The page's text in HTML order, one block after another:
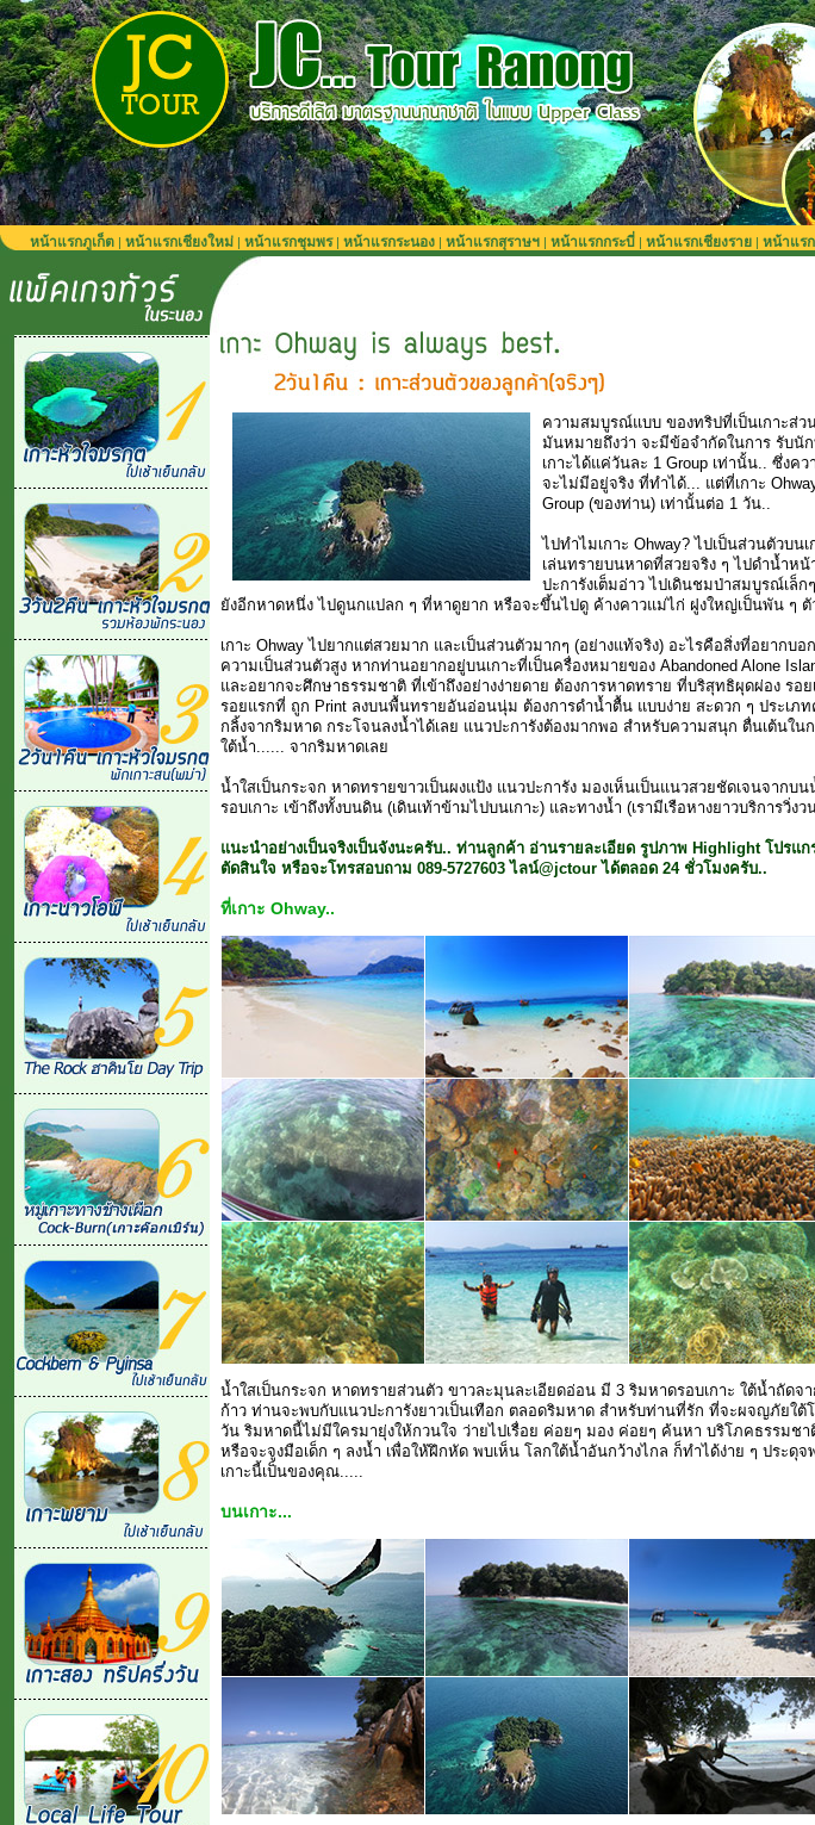
หน้าแรกภูเก็ต | หน้าแรกเชียงใหม่ | หน้าแรกชุมพร| หน้าแรกระนอง | หน้าแรกสุราษฯ | หน้าแรกกระบี่ | หน้าแรกเชียงราย | หน้าแร
ความสมบูรณ์แบบ ของทริปที่เป็นเกาะส่ว
มันหมายถึงว่า จะมีข้อจำกัดในการ รับนั
เกาะได้แค่วันละ 1 Group เท่านั้น.. ซึ่งคว
จะไม่มีอยู่จริง ที่ทำได้... แต่ที่เกาะ
Group (ของท่าน) เท่านั้นต่อ 1 วัน..
ไปทำไมเกาะ Ohway? ไปเป็นส่วนตัวบนเ
เล่นทรายบนหาดที่สวยจริง ๆ ไปดำน้ำห
ปะการังเต็มอ่าว ไปเดินชมป่าสมบูรณ์เล็ก
ยังอีกหาดหนึ่ง ไปดูนกแปลก ๆ ที่หาดูยาก หรือจะขึ้นไปดู ค้างคาวแม่ไก่ ฝูงใหญ่เป็นพัน ๆ ตั
เกาะ Ohway ไปยากแต่สวยมาก และเป็นส่วนตัวมากๆ (อย่างแท้จริง) อะไรคือสิ่งที่อยากบอ
ความเป็นส่วนตัวสูง หากท่านอยากอยู่บนเกาะที่เป็นครื่องหมายของ Abandoned Alone
และอยากจะศึกษาธรรมชาติ ที่เข้าถึงอย่างง่ายดาย ต้องการหาดทราย ที่บริสุทธิผุดผ่อง รอ
รอยแรกที่ ถูก Print ลงบนพื้นทรายอันอ่อนนุ่ม ต้องการดำน้ำตื้น แบบง่าย สะดวก ๆ ประเภ
กลิ้งจากริมหาด กระโจนลงน้ำได้เลย แนวปะการังต้องมากพอ สำหรับความสนุก ตื่นเต้นใน
ใต้น้ำ...... จากริมหาดเลย
น้ำใสเป็นกระจก หาดทรายขาวเป็นผงแป้ง แนวปะการัง มองเห็นเป็นแนวสวยชัดเจนจากบ
รอบเกาะ เข้าถึงทั้งบนดิน (เดินเท้าข้ามไปบนเกาะ) และทางน้ำ (เรามีเรือหางยาวบริการวิ่งว
แนะนำอย่างเป็นจริงเป็นจังนะครับ.. ท่านลูกค้า อ่านรายละเอียด รูปภาพ Highlight โปรแ
ตัดสินใจ หรือจะโทรสอบถาม 089-5727603 ไลน์@jctour ได้ตลอด 24 ชั่วโมงครับ..
ที่เกาะ Ohway..
น้ำใสเป็นกระจก หาดทรายส่วนตัว ขาวละมุนละเอียดอ่อน มี 3 ริมหาดรอบเกาะ ใต้น้ำถัดจ
ก้าว ท่านจะพบกับแนวปะการังยาวเป็นเทือก ตลอดริมหาด สำหรับท่านที่รัก ที่จะผจญภัยใต้
วัน ริมหาดนี้ไม่มีใครมายุ่งให้กวนใจ ว่ายไปเรื่อย ค่อยๆ มอง ค่อยๆ ค้นหา บริโภคธรรมช
หรือจะจูงมือเด็ก ๆ ลงน้ำ เพื่อให้ฝึกหัด พบเห็น โลกใต้น้ำอันกว้างไกล ก็ทำได้ง่าย ๆ ประดุจ
เกาะนี้เป็นของคุณ.....
บนเกาะ...